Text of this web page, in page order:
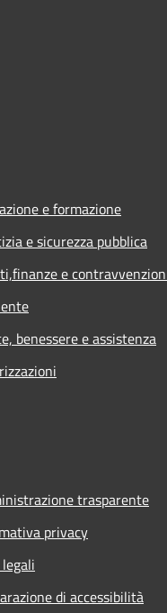
e formazione
e sicurezza pubblica
e
benessere e assistenza
trasparente
privacy
di accessibilità